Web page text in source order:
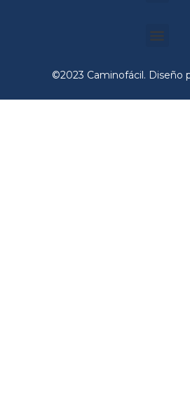
©2023 Caminofácil. Diseño